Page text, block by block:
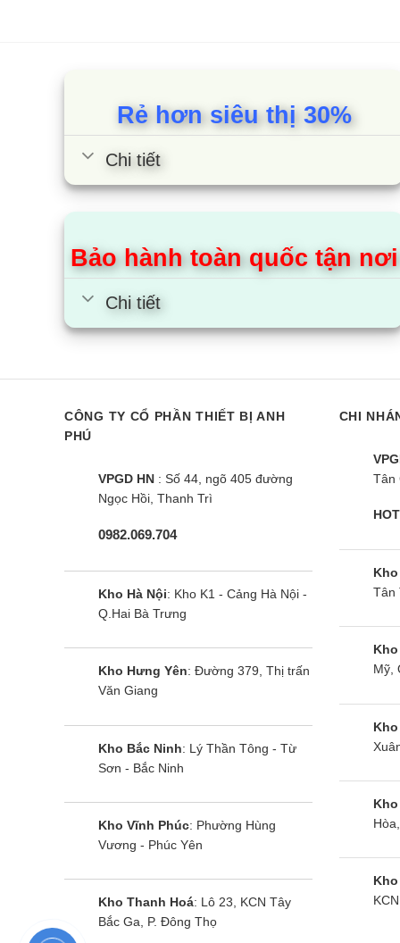
1.1.
Nội và
Kinh
đặt
nhiều
Dù
Mọi
việc lại
Giao
Chính
Là đơn
Thuê
Xây
Hao
Chính
với các
1.3.
Toàn
Chúng
Mọi
Đảm
Quý
chứng
Bếp
Rẻ hơn siêu thị 30%
Chi tiết
Bảo hành toàn quốc tận nơi
Chi tiết
CÔNG TY CỔ PHẦN THIẾT BỊ ANH
PHÚ
VPGD HN : Số 44, ngõ 405 đường
Ngọc Hồi, Thanh Trì
0982.069.704
Kho Hà Nội: Kho K1 - Cảng Hà Nội -
Q.Hai Bà Trưng
Kho Hưng Yên: Đường 379, Thị trấn
Văn Giang
Kho Bắc Ninh: Lý Thần Tông - Từ
Sơn - Bắc Ninh
Kho Vĩnh Phúc: Phường Hùng
Vương - Phúc Yên
Kho Thanh Hoá: Lô 23, KCN Tây
Bắc Ga, P. Đông Thọ
CHI
Tân
Kho
Tân
Kho
Mỹ,
Kho